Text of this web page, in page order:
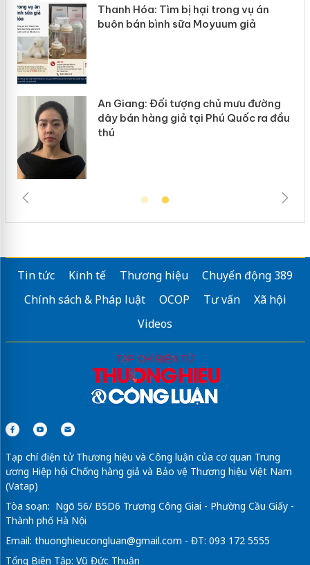
Thanh Hóa: Tìm bị hại trong vụ án
buôn bán bình sữa Moyuum giả
An Giang: Đối tượng chủ mưu đường
dây bán hàng giả tại Phú Quốc ra đầu
thú
Tin tức Kinh tế Thương hiệu
Chuyển động 389
Chính sách & Pháp luật
OCOP Tư vấn
Xã hội
Videos
Tạp chí điện tử Thương hiệu và Công luận của cơ quan Trung
ương Hiệp hội Chống hàng giả và Bảo vệ Thương hiệu Việt Nam
(Vatap)
Tòa soạn: Ngõ 56/ B5D6 Trương Công Giai - Phường Cầu Giấy -
Thành phố Hà Nội
Email: thuonghieucongluan@gmail.com - ĐT: 093 172 5555
Tổng Biên Tập: Vũ Đức Thuận